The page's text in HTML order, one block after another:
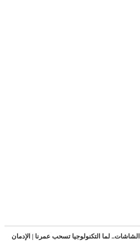
لما التكنولوجيا تسحب عمرنا | الإدمان